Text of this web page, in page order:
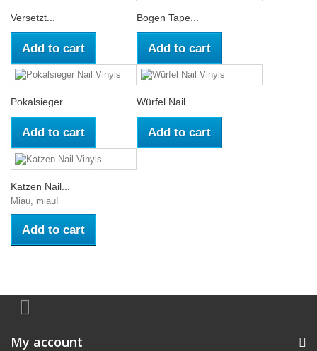
Versetzt...
Add to cart
Bogen Tape...
Add to cart
Pokalsieger...
Add to cart
Würfel Nail...
Add to cart
Katzen Nail...
Miau, miau!
Add to cart
My account